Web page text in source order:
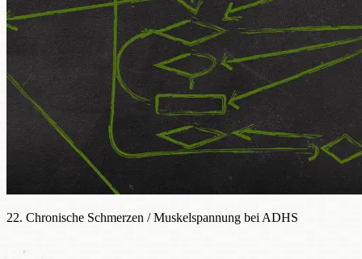
22. Chronische Schmerzen / Muskelspannung bei ADHS